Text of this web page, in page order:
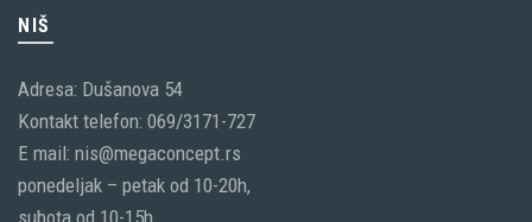
NIŠ
Adresa: Dušanova 54
Kontakt telefon: 069/3171-727
E mail: nis@megaconcept.rs
ponedeljak – petak od 10-20h,